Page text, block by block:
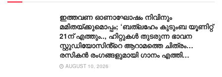
ഇത്തവണ ഓണാഘോഷം നിവിനും
മമിതയ്ക്കുമൊപ്പം; ‘ബത്‍ലഹേം കുടുംബ യൂണിറ്റ്
21ന് എത്തും.., ഹിറ്റുകൾ തുടരുന്ന ഭാവന
സ്റ്റുഡിയോസിൻ്റെ ആറാമത്തെ ചിത്രം…
രസികൻ രംഗങ്ങളുമായി ഗാനം എത്തി…
AUGUST 10, 2026